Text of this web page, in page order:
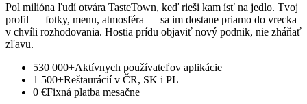
Pol milióna ľudí otvára TasteTown, keď rieši kam ísť na jedlo. Tvoj
profil — fotky, menu, atmosféra — sa im dostane priamo do vrecka
v chvíli rozhodovania. Hostia prídu objaviť nový podnik, nie zháňať
zľavu.
530 000+Aktívnych používateľov aplikácie
1 500+Reštaurácií v ČR, SK i PL
0 €Fixná platba mesačne